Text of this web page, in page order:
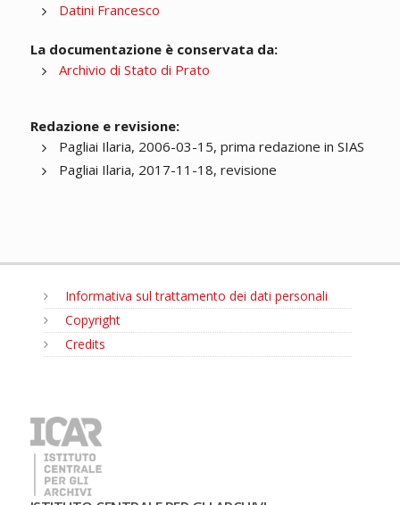
Datini Francesco
La documentazione è conservata da:
Archivio di Stato di Prato
Redazione e revisione:
Pagliai Ilaria, 2006-03-15, prima redazione in SIAS
Pagliai Ilaria, 2017-11-18, revisione
Informativa sul trattamento dei dati personali
Copyright
Credits